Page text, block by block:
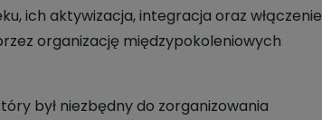
ich aktywizacja, integracja oraz włączenie
organizację międzypokoleniowych
był niezbędny do zorganizowania